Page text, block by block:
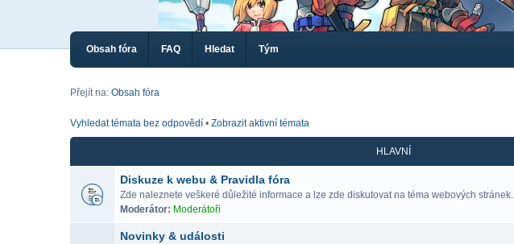
Obsah fóra FAQ Hledat Tým
Přejít na: Obsah fóra
Vyhledat témata bez odpovědí • Zobrazit aktivní témata
HLAVNÍ
Diskuze k webu & Pravidla fóra
Zde naleznete veškeré důležité informace a lze zde diskutovat na téma webových stránek.
Moderátor: Moderátoři
Novinky & události